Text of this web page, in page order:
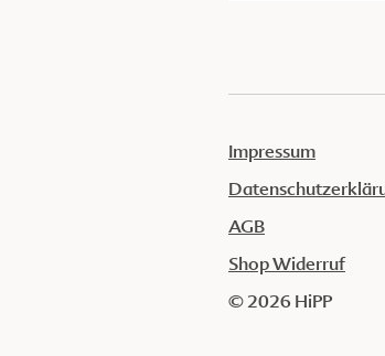
Impressum
AGB
Shop Widerruf
© 2026 HiPP